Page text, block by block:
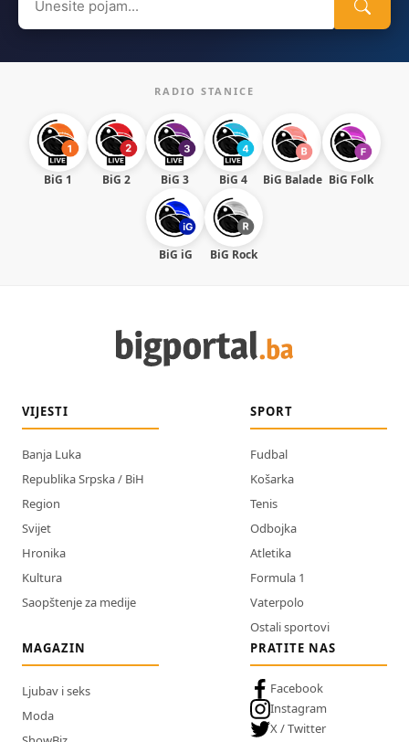
for:
RADIO STANICE
BiG 1 BiG 2 BiG 3 BiG 4 BiG Balade BiG Folk
BiG iG BiG Rock
VIJESTI
Banja Luka
Republika Srpska / BiH
Region
Svijet
Hronika
Kultura
Saopštenje za medije
SPORT
Fudbal
Košarka
Tenis
Odbojka
Atletika
Formula 1
Vaterpolo
Ostali sportovi
MAGAZIN
Ljubav i seks
Moda
PRATITE NAS
Facebook
Instagram
X / Twitter